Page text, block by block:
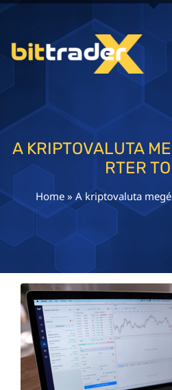
A KRIPTOVALUTA
RTER
Home » A kriptovaluta